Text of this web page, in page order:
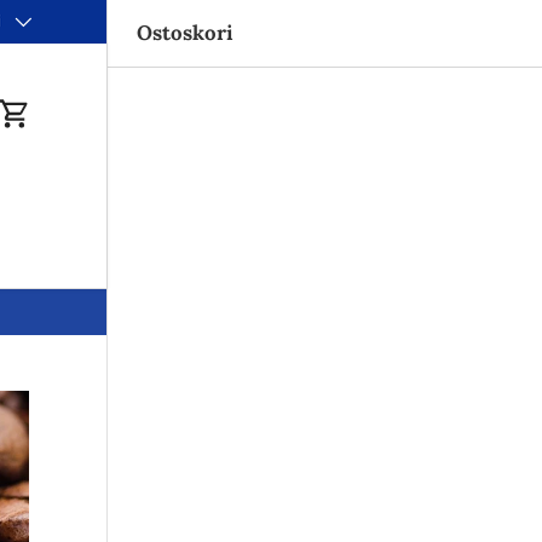
Ostoskori
Ostoskori